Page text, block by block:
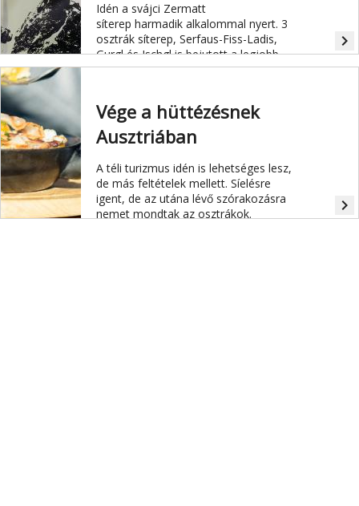
Idén a svájci Zermatt
síterep harmadik alkalommal nyert. 3
osztrák síterep, Serfaus-Fiss-Ladis,
Gurgl és Ischgl is bejutott a legjobb
10 közé a "Best Ski
navigate_next
Vége a hüttézésnek
Ausztriában
A téli turizmus idén is lehetséges lesz,
de más feltételek mellett. Síelésre
igent, de az utána lévő szórakozásra
nemet mondtak az osztrákok.
navigate_next